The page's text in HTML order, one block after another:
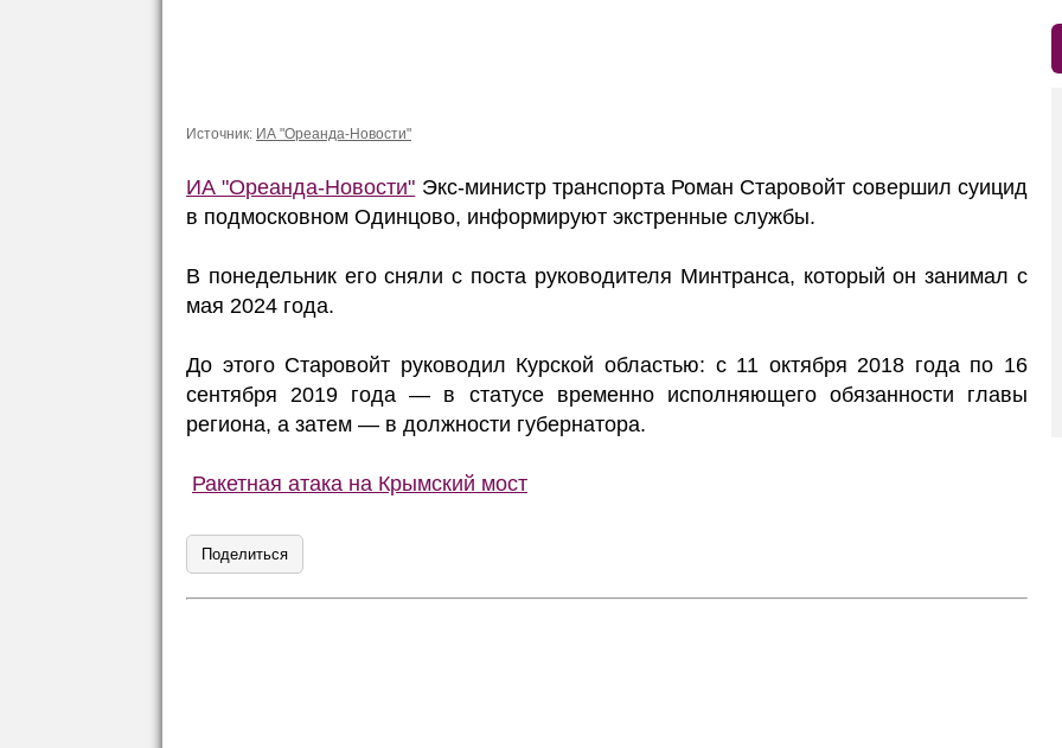
Источник: ИА "Ореанда-Новости"
ИА "Ореанда-Новости" Экс-министр транспорта Роман Старовойт совершил суицид
в подмосковном Одинцово, информируют экстренные службы.
В понедельник его сняли с поста руководителя Минтранса, который он занимал с
мая 2024 года.
До этого Старовойт руководил Курской областью: с 11 октября 2018 года по 16
сентября 2019 года — в статусе временно исполняющего обязанности главы
региона, а затем — в должности губернатора.
Ракетная атака на Крымский мост
Поделиться